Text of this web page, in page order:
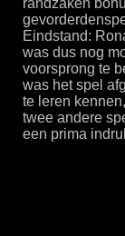
randzaken
Eindstand:
was dus nog
voorsprong te
was het spel
te leren
twee andere
een prima